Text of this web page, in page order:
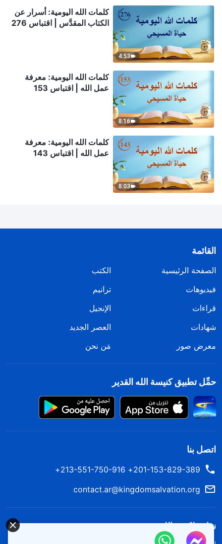
4:53
كلمات الله اليومية: أسرار عن
الكتاب المقدَّس | اقتباس 276
8:16
كلمات الله اليومية: معرفة
عمل الله | اقتباس 153
8:03
كلمات الله اليومية: معرفة
عمل الله | اقتباس 143
القائمة
الصفحة الرئيسية
الكتب
فيديوهات
ترانيم
قراءات
الإنجيل
شهادات
العصر الجديد
معرض صور
مَن نحن
حمِّل تطبيق كنيسة الله القدير
اتصل بنا
201-153-829-389+ 213-551-750-916+
contact.ar@kingdomsalvation.org
نزل ملكوت الله.